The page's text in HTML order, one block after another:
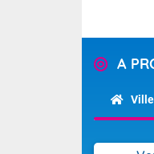
A
Ville